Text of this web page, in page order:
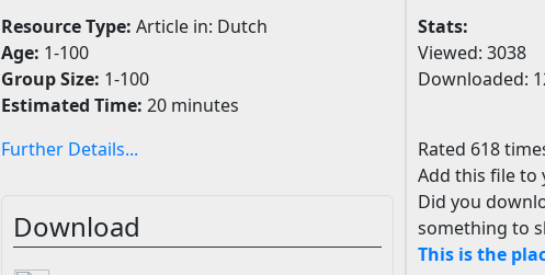
Resource Type: Article in: Dutch
Age: 1-100
Group Size: 1-100
Estimated Time: 20 minutes
Further Details...
Download
Stats:
Viewed: 3038
Downloaded:
Rated 618
Add this file to
Did you
something to
This is the